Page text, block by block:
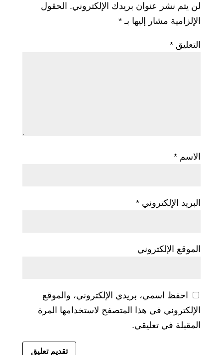
لن يتم نشر عنوان بريدك الإلكتروني. الحقول
الإلزامية مشار إليها بـ *
التعليق *
الاسم *
البريد الإلكتروني *
الموقع الإلكتروني
احفظ اسمي، بريدي الإلكتروني، والموقع
الإلكتروني في هذا المتصفح لاستخدامها المرة
المقبلة في تعليقي.